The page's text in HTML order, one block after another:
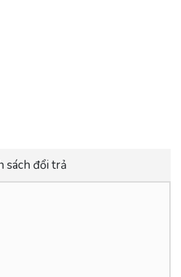
sách đổi trả